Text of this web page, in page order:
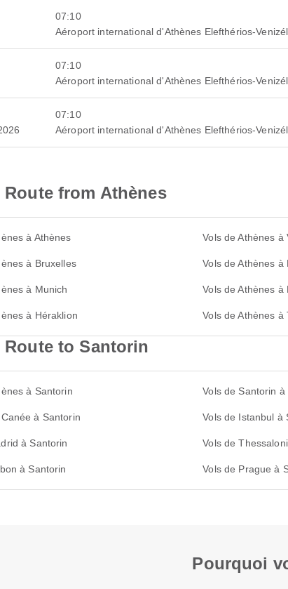
07:10
Aéroport international d'Athènes Elefthérios-
07:10
Aéroport international d'Athènes Elefthérios-
07:10
Aéroport international d'Athènes Elefthérios-
from Athènes
à Athènes Vols de Athènes à
à Bruxelles Vols de Athènes à
à Munich Vols de Athènes à
à Héraklion Vols de Athènes à
Route to Santorin
à Santorin Vols de Santorin à
à Santorin Vols de Istanbul à
à Santorin Vols de
à Santorin Vols de Prague à
Pourquoi